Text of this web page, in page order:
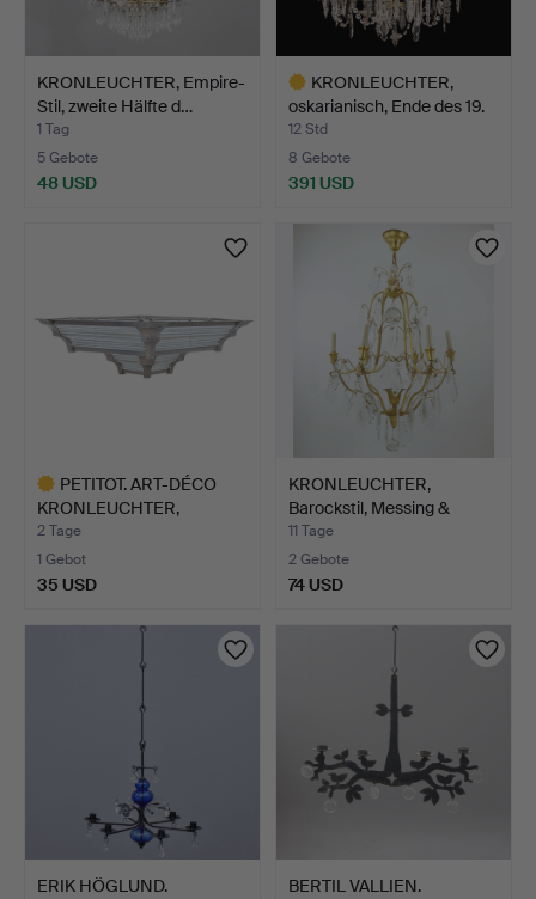
KRONLEUCHTER, Empire-
Stil, zweite Hälfte d…
1 Tag
5 Gebote
48 USD
KRONLEUCHTER,
oskarianisch, Ende des 19.
J…
12 Std
8 Gebote
391 USD
PETITOT. ART-DÉCO
KRONLEUCHTER,
GEFERTIGT …
2 Tage
1 Gebot
35 USD
KRONLEUCHTER,
Barockstil, Messing &
Prisme…
11 Tage
2 Gebote
74 USD
ERIK HÖGLUND.
BERTIL VALLIEN.